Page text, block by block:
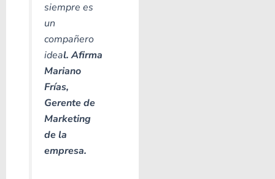
siempre es
un
compañero
ideal. Afirma
Mariano
Frías,
Gerente de
Marketing
de la
empresa.